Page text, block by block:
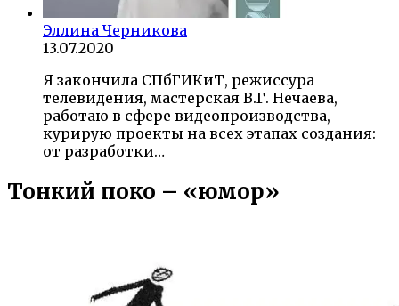
Эллина Черникова
13.07.2020
Я закончила СПбГИКиТ, режиссура
телевидения, мастерская В.Г. Нечаева,
работаю в сфере видеопроизводства,
курирую проекты на всех этапах создания:
от разработки…
Тонкий поко – «юмор»